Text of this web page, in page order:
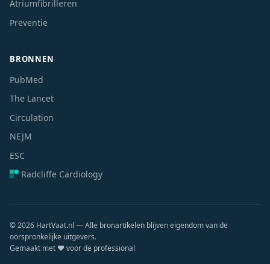
Atriumfibrilleren
Preventie
BRONNEN
PubMed
The Lancet
Circulation
NEJM
ESC
Radcliffe Cardiology
© 2026 HartVaat.nl — Alle bronartikelen blijven eigendom van de
oorspronkelijke uitgevers.
Gemaakt met ❤️ voor de professional